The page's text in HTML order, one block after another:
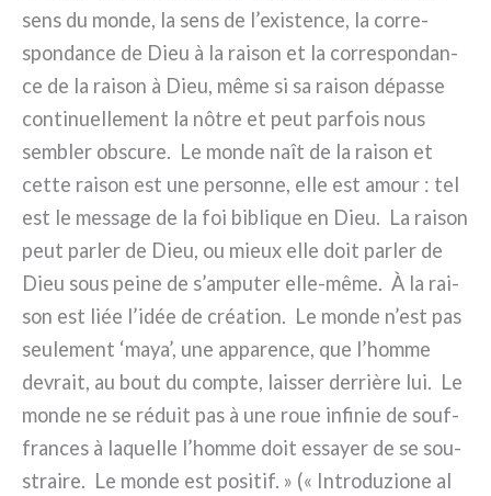
sens du mon­de, la sens de l’existence, la cor­re­
spon­dan­ce de Dieu à la rai­son et la cor­re­spon­dan­
ce de la rai­son à Dieu, même si sa rai­son dépas­se
con­ti­nuel­le­ment la nôtre et peut par­fois nous
sem­bler obscu­re. Le mon­de naît de la rai­son et
cet­te rai­son est une per­son­ne, elle est amour : tel
est le mes­sa­ge de la foi bibli­que en Dieu. La rai­son
peut par­ler de Dieu, ou mieux elle doit par­ler de
Dieu sous pei­ne de s’amputer elle-même. À la rai­
son est liée l’idée de créa­tion. Le mon­de n’est pas
seu­le­ment ‘maya’, une appa­ren­ce, que l’homme
devrait, au bout du comp­te, lais­ser der­riè­re lui. Le
mon­de ne se réduit pas à une roue infi­nie de souf­
fran­ces à laquel­le l’homme doit essayer de se sou­
strai­re. Le mon­de est posi­tif. » (« Introduzione al